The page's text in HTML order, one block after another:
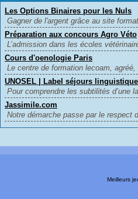
Les Options Binaires pour les Nuls
Gagner de l'argent grâce au site
Préparation aux concours Agro Véto
L’admission dans les écoles
Cours d'oenologie Paris
Le centre de formation lecoam,
UNOSEL | Label séjours
Pour comprendre les subtilités d’une
Jassimile.com
Notre démarche passe par le respect
Meilleurs